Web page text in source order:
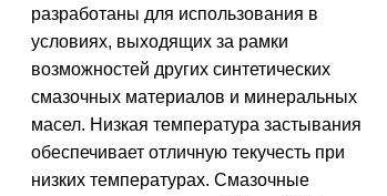
разработаны для использования в
условиях, выходящих за рамки
возможностей других синтетических
смазочных материалов и минеральных
масел. Низкая температура застывания
обеспечивает отличную текучесть при
низких температурах. Смазочные